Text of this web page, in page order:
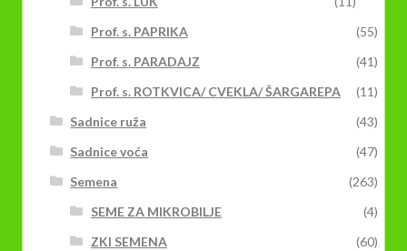
Prof. s. PAPRIKA
(55)
Prof. s. PARADAJZ
(41)
Prof. s. ROTKVICA/ CVEKLA/ ŠARGAREPA
(11)
Sadnice ruža
(43)
Sadnice voća
(47)
Semena
(263)
SEME ZA MIKROBILJE
(4)
ZKI SEMENA
(60)